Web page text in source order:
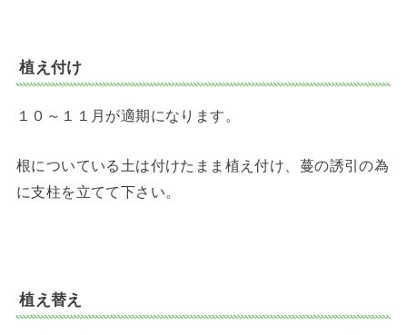
植え付け
１０～１１月が適期になります。
根についている土は付けたまま植え付け、蔓の誘引の為
に支柱を立てて下さい。
植え替え